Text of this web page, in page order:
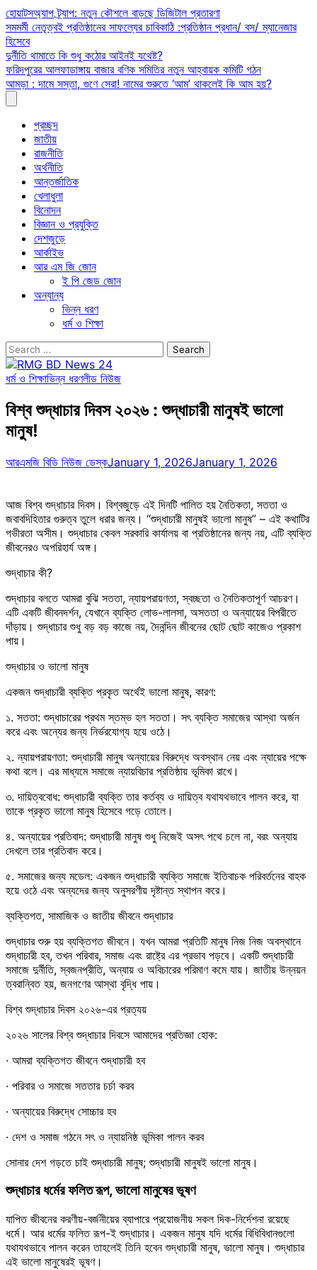
Skip
to
content
হোয়াটসঅ্যাপ ট্র্যাপ: নতুন কৌশলে বাড়ছে ডিজিটাল প্রতারণা
সমমর্মী নেতৃত্বই প্রতিষ্ঠানের সাফল্যের চাবিকাঠি :প্রতিষ্ঠান প্রধান/ বস/ ম্যানেজার
হিসেবে
দুর্নীতি থামাতে কি শুধু কঠোর আইনই যথেষ্ট?
ফরিদপুরের আলফাডাঙ্গায় বাজার বণিক সমিতির নতুন আহ্বায়ক কমিটি গঠন
আমড়া : দামে সস্তা, গুণে সেরা! নামের শুরুতে ‘আম’ থাকলেই কি আম হয়?
প্রচ্ছদ
জাতীয়
রাজনীতি
অর্থনীতি
আন্তর্জাতিক
খেলাধুলা
বিনোদন
বিজ্ঞান ও প্রযুক্তি
দেশজুড়ে
আর্কাইভ
আর এম জি জোন
ই পি জেড জোন
অন্যান্য
ভিন্ন ধরণ
ধর্ম ও শিক্ষা
Search
for:
ধর্ম ও শিক্ষাভিন্ন ধরণলীড নিউজ
বিশ্ব শুদ্ধাচার দিবস ২০২৬ : শুদ্ধাচারী মানুষই ভালো
মানুষ!
আরএমজি বিডি নিউজ ডেস্কJanuary 1, 2026January 1, 2026
আজ বিশ্ব শুদ্ধাচার দিবস। বিশ্বজুড়ে এই দিনটি পালিত হয় নৈতিকতা, সততা ও
জবাবদিহিতার গুরুত্ব তুলে ধরার জন্য। “শুদ্ধাচারী মানুষই ভালো মানুষ” – এই কথাটির
গভীরতা অসীম। শুদ্ধাচার কেবল সরকারি কার্যালয় বা প্রতিষ্ঠানের জন্য নয়, এটি ব্যক্তি
জীবনেরও অপরিহার্য অঙ্গ।
শুদ্ধাচার কী?
শুদ্ধাচার বলতে আমরা বুঝি সততা, ন্যায়পরায়ণতা, স্বচ্ছতা ও নৈতিকতাপূর্ণ আচরণ।
এটি একটি জীবনদর্শন, যেখানে ব্যক্তি লোভ-লালসা, অসততা ও অন্যায়ের বিপরীতে
দাঁড়ায়। শুদ্ধাচার শুধু বড় বড় কাজে নয়, দৈনন্দিন জীবনের ছোট ছোট কাজেও প্রকাশ
পায়।
শুদ্ধাচার ও ভালো মানুষ
একজন শুদ্ধাচারী ব্যক্তি প্রকৃত অর্থেই ভালো মানুষ, কারণ:
১. সততা: শুদ্ধাচারের প্রথম স্তম্ভ হল সততা। সৎ ব্যক্তি সমাজের আস্থা অর্জন
করে এবং অন্যের জন্য নির্ভরযোগ্য হয়ে ওঠে।
২. ন্যায়পরায়ণতা: শুদ্ধাচারী মানুষ অন্যায়ের বিরুদ্ধে অবস্থান নেয় এবং ন্যায়ের পক্ষে
কথা বলে। এর মাধ্যমে সমাজে ন্যায়বিচার প্রতিষ্ঠায় ভূমিকা রাখে।
৩. দায়িত্ববোধ: শুদ্ধাচারী ব্যক্তি তার কর্তব্য ও দায়িত্ব যথাযথভাবে পালন করে, যা
তাকে প্রকৃত ভালো মানুষ হিসেবে গড়ে তোলে।
৪. অন্যায়ের প্রতিবাদ: শুদ্ধাচারী মানুষ শুধু নিজেই অসৎ পথে চলে না, বরং অন্যায়
দেখলে তার প্রতিবাদ করে।
৫. সমাজের জন্য মডেল: একজন শুদ্ধাচারী ব্যক্তি সমাজে ইতিবাচক পরিবর্তনের বাহক
হয়ে ওঠে এবং অন্যদের জন্য অনুসরণীয় দৃষ্টান্ত স্থাপন করে।
ব্যক্তিগত, সামাজিক ও জাতীয় জীবনে শুদ্ধাচার
শুদ্ধাচার শুরু হয় ব্যক্তিগত জীবনে। যখন আমরা প্রতিটি মানুষ নিজ নিজ অবস্থানে
শুদ্ধাচারী হব, তখন পরিবার, সমাজ এবং রাষ্ট্রে এর প্রভাব পড়বে। একটি শুদ্ধাচারী
সমাজে দুর্নীতি, স্বজনপ্রীতি, অন্যায় ও অবিচারের পরিমাণ কমে যায়। জাতীয় উন্নয়ন
ত্বরান্বিত হয়, জনগণের আস্থা বৃদ্ধি পায়।
বিশ্ব শুদ্ধাচার দিবস ২০২৬-এর প্রত্যয়
২০২৬ সালের বিশ্ব শুদ্ধাচার দিবসে আমাদের প্রতিজ্ঞা হোক:
· আমরা ব্যক্তিগত জীবনে শুদ্ধাচারী হব
· পরিবার ও সমাজে সততার চর্চা করব
· অন্যায়ের বিরুদ্ধে সোচ্চার হব
· দেশ ও সমাজ গঠনে সৎ ও ন্যায়নিষ্ঠ ভূমিকা পালন করব
সোনার দেশ গড়তে চাই শুদ্ধাচারী মানুষ; শুদ্ধাচারী মানুষই ভালো মানুষ।
শুদ্ধাচার ধর্মের ফলিত রূপ, ভালো মানুষের ভূষণ
যাপিত জীবনের করণীয়-বর্জনীয়ের ব্যাপারে প্রয়োজনীয় সকল দিক-নির্দেশনা রয়েছে
ধর্মে। আর ধর্মের ফলিত রূপ-ই শুদ্ধাচার। একজন মানুষ যদি ধর্মের বিধিবিধানগুলো
যথাযথভাবে পালন করেন তাহলেই তিনি হবেন শুদ্ধাচারী মানুষ, ভালো মানুষ। শুদ্ধাচার
এই ভালো মানুষেরই ভূষণ।